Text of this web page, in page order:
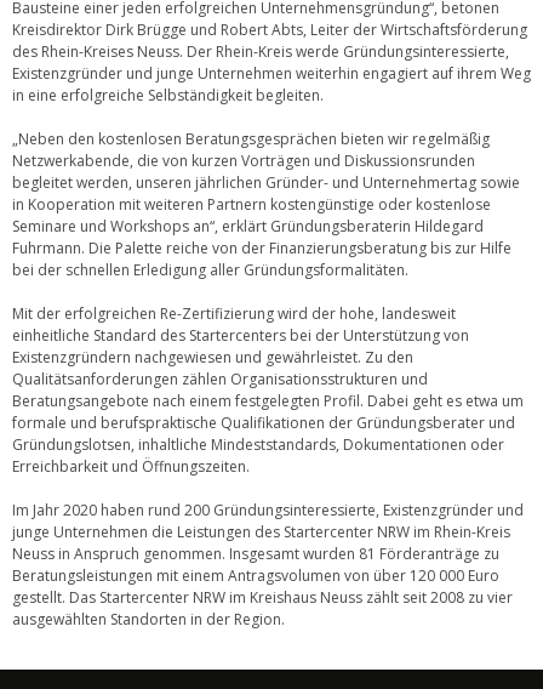
Bausteine einer jeden erfolgreichen Unternehmensgründung“, betonen
Kreisdirektor Dirk Brügge und Robert Abts, Leiter der Wirtschaftsförderung
des Rhein-Kreises Neuss. Der Rhein-Kreis werde Gründungsinteressierte,
Existenzgründer und junge Unternehmen weiterhin engagiert auf ihrem Weg
in eine erfolgreiche Selbständigkeit begleiten.
„Neben den kostenlosen Beratungsgesprächen bieten wir regelmäßig
Netzwerkabende, die von kurzen Vorträgen und Diskussionsrunden
begleitet werden, unseren jährlichen Gründer- und Unternehmertag sowie
in Kooperation mit weiteren Partnern kostengünstige oder kostenlose
Seminare und Workshops an“, erklärt Gründungsberaterin Hildegard
Fuhrmann. Die Palette reiche von der Finanzierungsberatung bis zur Hilfe
bei der schnellen Erledigung aller Gründungsformalitäten.
Mit der erfolgreichen Re-Zertifizierung wird der hohe, landesweit
einheitliche Standard des Startercenters bei der Unterstützung von
Existenzgründern nachgewiesen und gewährleistet. Zu den
Qualitätsanforderungen zählen Organisationsstrukturen und
Beratungsangebote nach einem festgelegten Profil. Dabei geht es etwa um
formale und berufspraktische Qualifikationen der Gründungsberater und
Gründungslotsen, inhaltliche Mindeststandards, Dokumentationen oder
Erreichbarkeit und Öffnungszeiten.
Im Jahr 2020 haben rund 200 Gründungsinteressierte, Existenzgründer und
junge Unternehmen die Leistungen des Startercenter NRW im Rhein-Kreis
Neuss in Anspruch genommen. Insgesamt wurden 81 Förderanträge zu
Beratungsleistungen mit einem Antragsvolumen von über 120 000 Euro
gestellt. Das Startercenter NRW im Kreishaus Neuss zählt seit 2008 zu vier
ausgewählten Standorten in der Region.